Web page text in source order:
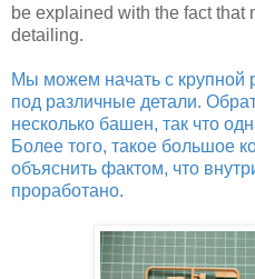
be explained with the fact that
detailing.
Мы можем начать с крупной
под различные детали.
несколько башен, так что
Более того, такое большое
объяснить фактом, что
проработано.